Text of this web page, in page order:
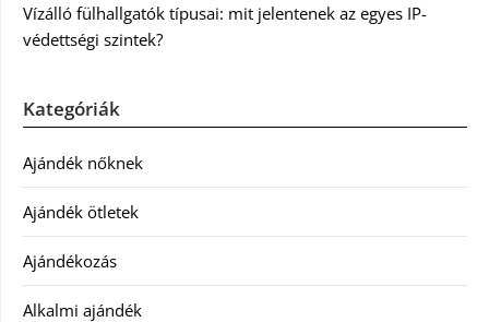
Vízálló fülhallgatók típusai: mit jelentenek az egyes IP-
védettségi szintek?
Kategóriák
Ajándék nőknek
Ajándék ötletek
Ajándékozás
Alkalmi ajándék